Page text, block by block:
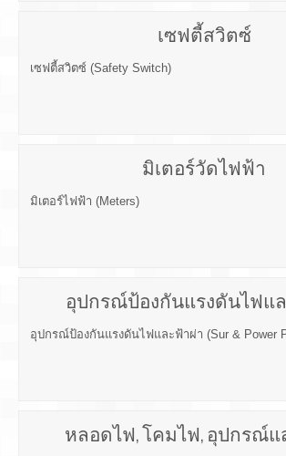
เซฟตี้สวิตซ์
เซฟตี้สวิตซ์ (Safety Switch)
มิเตอร์วัดไฟฟ้า
มิเตอร์ไฟฟ้า (Meters)
อุปกรณ์ป้องกันแรงดันไฟแ
อุปกรณ์ป้องกันแรงดันไฟและฟ้าผ่า (Sur & Power
หลอดไฟ, โคมไฟ, อุปกรณ์แ